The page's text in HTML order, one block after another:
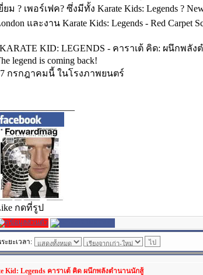
ยม ? เพอร์เฟค? ซึ่งมีทั้ง Karate Kids: Legends ?
และงาน Karate Kids: Legends - Red Carpet
KID: LEGENDS - คาราเต้ คิด: ผนึกพลั
legend is coming back!
กรกฎาคมนี้ ในโรงภาพยนตร์
กดที่รูป
ะยะเวลา:
Kid: Legends คาราเต้ คิด ผนึกพลังตำนานนักสู้